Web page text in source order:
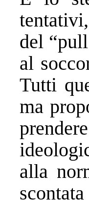
del
al
Tutti
ma
alla